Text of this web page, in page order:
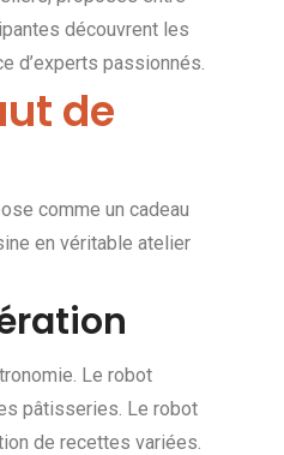
découvrent les
d’experts passionnés.
de
comme un cadeau
en véritable atelier
Le robot
pâtisseries. Le robot
de recettes variées.